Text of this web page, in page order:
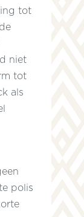
tot
niet
tot
als
polis